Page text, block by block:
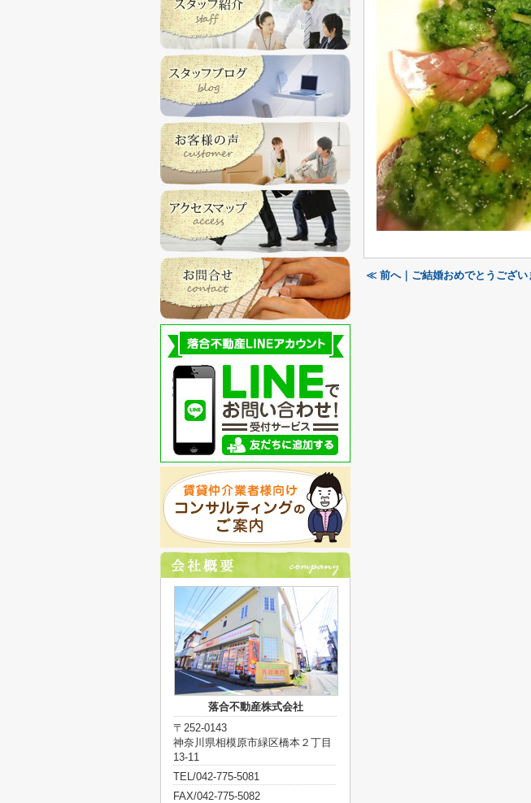
≪ 前へ｜ご結婚おめでとうござい
落合不動産株式会社
〒252-0143
神奈川県相模原市緑区橋本２丁目
13-11
TEL/042-775-5081
FAX/042-775-5082